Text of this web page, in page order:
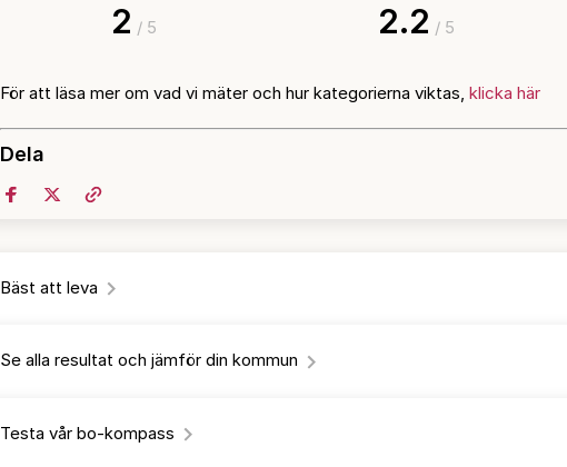
2 / 5 2.2 / 5
För att läsa mer om vad vi mäter och hur kategorierna viktas, klicka här
Dela
Bäst att leva
Se alla resultat och jämför din kommun
Testa vår bo-kompass